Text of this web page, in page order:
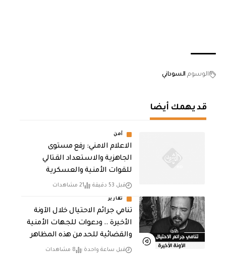
الوسوم السوداني
قد يهمك أيضا
أمن
الاعلام الامني: رفع مستوى
الجاهزية والاستعداد القتالي
للقوات الأمنية والعسكرية
قبل 53 دقيقة 21 مشاهدات
تقارير
تنامي جرائم الاحتيال خلال الآونة
الأخيرة .. ودعوات للجهات الأمنية
والقضائية للحد من هذه المظاهر
قبل ساعة واحدة 8 مشاهدات